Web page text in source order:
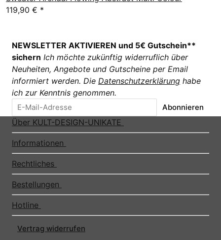
119,90 € *
NEWSLETTER AKTIVIEREN und 5€ Gutschein**
sichern Ich möchte zukünftig widerruflich über
Neuheiten, Angebote und Gutscheine per Email
informiert werden. Die Datenschutzerklärung habe
ich zur Kenntnis genommen.
Abonnieren
Über KULT-DESIGN-UNIKATE
Informationen
Rechtliches
Bestellungen
Hotline
Vertrag widerrufen